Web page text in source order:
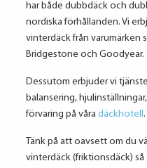
har både dubbdäck och
nordiska förhållanden. Vi
vinterdäck från varumärken
Bridgestone och Goodyear.
Dessutom erbjuder vi
balansering,
förvaring på våra däckhotell.
Tänk på att oavsett om du
vinterdäck (friktionsdäck)